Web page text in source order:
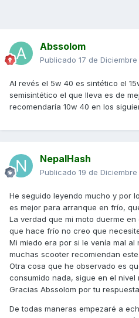
Abssolom
Publicado 17 de Diciembre
Al revés el 5w 40 es sintético el
semisintético el que lleva es de
recomendaría 10w 40 en los
NepalHash
Publicado 19 de Diciembre
He seguido leyendo mucho y por
es mejor para arranque en frío,
La verdad que mi moto duerme
que hace frío no creo que
Mi miedo era por si le venía mal
muchas scooter recomiendan este.
Otra cosa que he observado es
consumido nada, sigue en el nivel
Gracias Abssolom por tu respuesta
De todas maneras empezaré a